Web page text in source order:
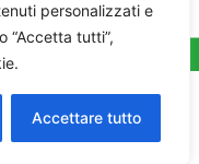
personalizzati e
“Accetta tutti”,
Accettare tutto